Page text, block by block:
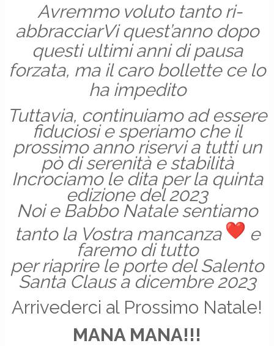
Avremmo voluto tanto ri-
abbracciarVi quest’anno dopo
questi ultimi anni di pausa
forzata, ma il caro bollette ce lo
ha impedito
Tuttavia, continuiamo ad essere
fiduciosi e speriamo che il
prossimo anno riservi a tutti un
pò di serenità e stabilità
Incrociamo le dita per la quinta
edizione del 2023
Noi e Babbo Natale sentiamo
tanto la Vostra mancanza
e
faremo di tutto
per riaprire le porte del Salento
Santa Claus a dicembre 2023
Arrivederci al Prossimo Natale!
MANA MANA!!!